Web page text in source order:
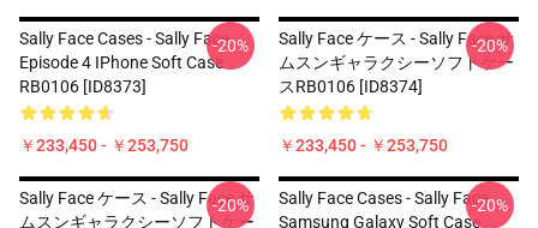
Sally Face Cases - Sally Face
Episode 4 IPhone Soft Case
RB0106 [ID8373]
￥233,450 - ￥253,750
-20%
Sally Face ケース - Sally Face サ
ムスンギャラクシーソフトケー
スRB0106 [ID8374]
￥233,450 - ￥253,750
-20%
Sally Face ケース - Sally Face サ
ムスンギャラクシーソフトケー
-20%
Sally Face Cases - Sally Face
Samsung Galaxy Soft Case
-20%